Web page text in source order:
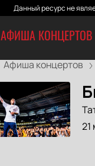
Данный ресурс не
АФИША КОНЦЕРТОВ
Афиша концертов
21